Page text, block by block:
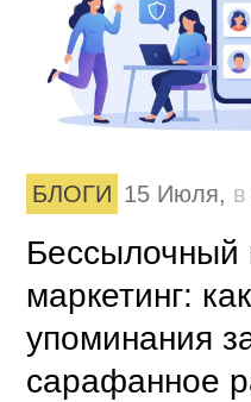
БЛОГИ 15 Июля,
Бессылочный
маркетинг:
упоминания
сарафанное